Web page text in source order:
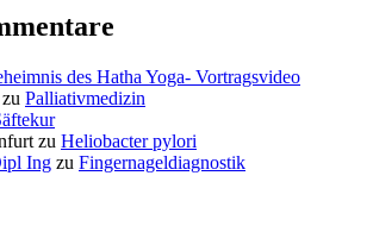
des Hatha Yoga- Vortragsvideo
zu Palliativmedizin
zu Heliobacter pylori
Ing zu Fingernageldiagnostik